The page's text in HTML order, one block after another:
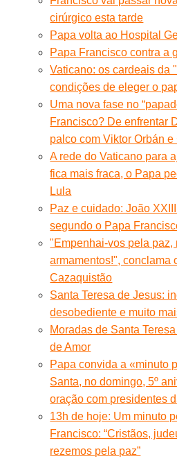
cirúrgico esta tarde
Papa volta ao Hospital
Papa Francisco contra a
Vaticano: os cardeais da
condições de eleger o
Uma nova fase no
Francisco? De enfrentar
palco com Viktor Orbán
A rede do Vaticano para
fica mais fraca, o Papa
Lula
Paz e cuidado: João
segundo o Papa
"Empenhai-vos pela paz,
armamentos!", conclama
Cazaquistão
Santa Teresa de Jesus:
desobediente e muito
Moradas de Santa
de Amor
Papa convida a «minuto
Santa, no domingo, 5º
oração com presidentes
13h de hoje: Um minuto
Francisco: “Cristãos,
rezemos pela paz”